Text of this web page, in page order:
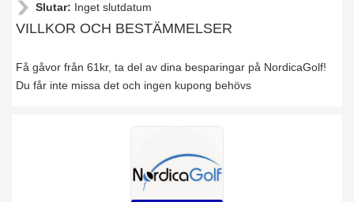
Slutar: Inget slutdatum
VILLKOR OCH BESTÄMMELSER
Få gåvor från 61kr, ta del av dina besparingar på NordicaGolf!
Du får inte missa det och ingen kupong behövs